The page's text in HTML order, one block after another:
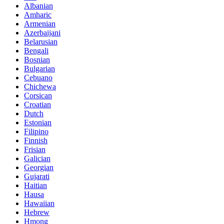
Albanian
Amharic
Armenian
Azerbaijani
Belarusian
Bengali
Bosnian
Bulgarian
Cebuano
Chichewa
Corsican
Croatian
Dutch
Estonian
Filipino
Finnish
Frisian
Galician
Georgian
Gujarati
Haitian
Hausa
Hawaiian
Hebrew
Hmong